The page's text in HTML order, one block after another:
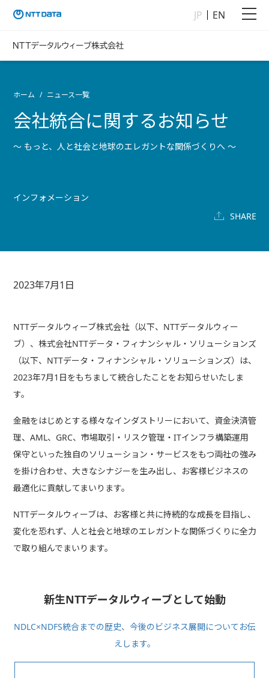
JP EN
ホーム ニュース一覧
会社統合に関するお知らせ
～ もっと、人と社会と地球のエレガントな関係づくりへ ～
インフォメーション
SHARE
2023年7月1日
NTTデータルウィーブ株式会社（以下、NTTデータルウィー
ブ）、株式会社NTTデータ・フィナンシャル・ソリューションズ
（以下、NTTデータ・フィナンシャル・ソリューションズ）は、
2023年7月1日をもちまして統合したことをお知らせいたしま
す。
金融をはじめとする様々なインダストリーにおいて、資金決済管
理、AML、GRC、市場取引・リスク管理・ITインフラ構築運用
保守といった独自のソリューション・サービスをもつ両社の強み
を掛け合わせ、大きなシナジーを生み出し、お客様ビジネスの
最適化に貢献してまいります。
NTTデータルウィーブは、お客様と共に持続的な成長を目指し、
変化を恐れず、人と社会と地球のエレガントな関係づくりに全力
で取り組んでまいります。
新生NTTデータルウィーブとして始動
NDLC×NDFS統合までの歴史、今後のビジネス展開についてお伝
えします。